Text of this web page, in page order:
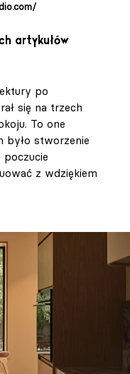
artykułów
po
się na trzech
To one
było stworzenie
poczucie
z wdziękiem